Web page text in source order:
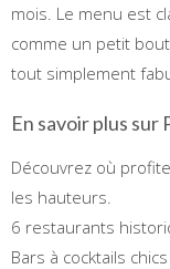
mois. Le menu est
comme un petit
tout simplement
En savoir plus sur
Découvrez où
les hauteurs.
6 restaurants
Bars à cocktails